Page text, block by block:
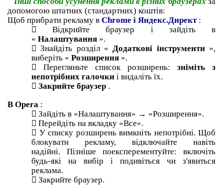
допомогою штатних (стандартних) коштів:
Щоб прибрати рекламу в Chrome і Яндекс.Директ :
Відкрийте браузер і зайдіть в
« Налаштування ».
Знайдіть розділ « Додаткові інструменти »,
виберіть « Розширення ».
 Перегляньте список розширень: зніміть з
непотрібних галочки і видаліть їх.
 Закрийте браузер .
В Opera :
 Зайдіть в «Налаштування» → «Розширення».
 Перейдіть на вкладку «Все».
 У списку розширень вимкніть непотрібні. Щоб
блокувати рекламу, відключайте навіть
надійні. Пізніше поексперементуйте: включіть
будь-які на вибір і подивіться чи з'явиться
реклама.
 Закрийте браузер.